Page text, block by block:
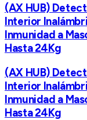
(AX HUB)
Interior
Inmunidad a
Hasta 24Kg
(AX HUB)
Interior
Inmunidad a
Hasta 24Kg